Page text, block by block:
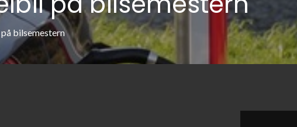
bilsemestern